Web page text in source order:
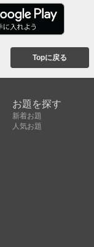
Topに戻る
お題を探す
新着お題
人気お題